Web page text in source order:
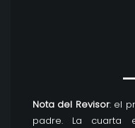
Nota del Revisor: el
padre. La cuarta